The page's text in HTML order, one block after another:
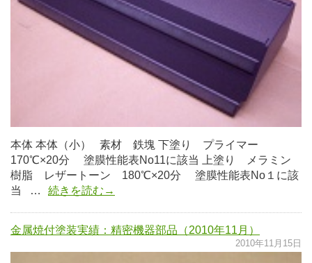
本体 本体（小） 素材 鉄塊 下塗り プライマー
170℃×20分 塗膜性能表No11に該当 上塗り メラミン
樹脂 レザートーン 180℃×20分 塗膜性能表No１に該
当 …
続きを読む→
金属焼付塗装実績：精密機器部品（2010年11月）
2010年11月15日